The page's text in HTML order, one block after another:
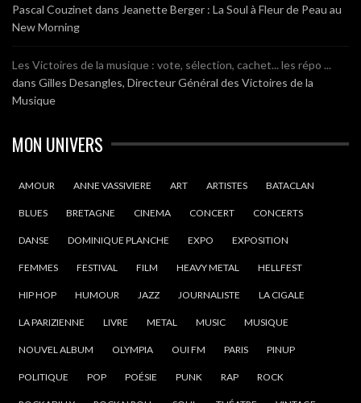
Pascal Couzinet dans Jeanette Berger : La Soul à Fleur de Peau au
New Morning
Les Victoires de la musique : vote, sélection, cachet... les répo ...
dans Gilles Desangles, Directeur Général des Victoires de la
Musique
MON UNIVERS
AMOUR ANNE VASSIVIERE ART ARTISTES BATACLAN
BLUES BRETAGNE CINEMA CONCERT CONCERTS
DANSE DOMINIQUE PLANCHE EXPO EXPOSITION
FEMMES FESTIVAL FILM HEAVY METAL HELLFEST
HIP HOP HUMOUR JAZZ JOURNALISTE LA CIGALE
LA PARIZIENNE LIVRE METAL MUSIC MUSIQUE
NOUVEL ALBUM OLYMPIA OUI FM PARIS PINUP
POLITIQUE POP POÉSIE PUNK RAP ROCK